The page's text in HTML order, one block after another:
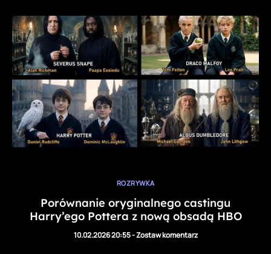
ROZRYWKA
Porównanie oryginalnego castingu
Harry’ego Pottera z nową obsadą HBO
10.02.2026 20:55-Zostaw komentarz